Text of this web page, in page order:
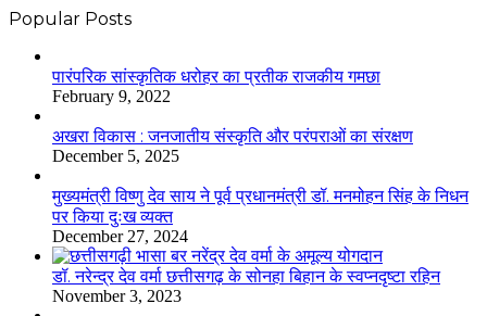
Popular Posts
​​​​​​​पारंपरिक सांस्कृतिक धरोहर का प्रतीक राजकीय गमछा
February 9, 2022
अखरा विकास : जनजातीय संस्कृति और परंपराओं का संरक्षण
December 5, 2025
मुख्यमंत्री विष्णु देव साय ने पूर्व प्रधानमंत्री डॉ. मनमोहन सिंह के निधन
पर किया दुःख व्यक्त
December 27, 2024
डॉ. नरेन्द्र देव वर्मा छत्तीसगढ़ के सोनहा बिहान के स्वप्नदृष्टा रहिन
November 3, 2023